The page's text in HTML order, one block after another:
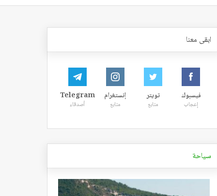
ابقى معنا
فيسبوك
إعجاب
تويتر
متابع
إنستغرام
متابع
Telegram
أصدقاء
سياحة